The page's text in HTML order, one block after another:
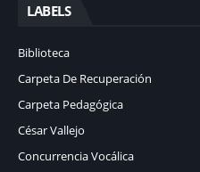
LABELS
Biblioteca
Carpeta De Recuperación
Carpeta Pedagógica
César Vallejo
Concurrencia Vocálica